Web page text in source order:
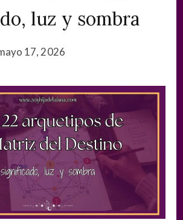
luz y sombra
17, 2026